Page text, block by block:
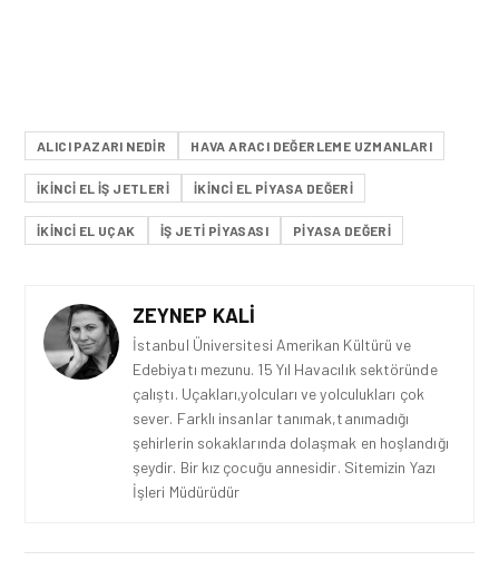
ALICI PAZARI NEDIR HAVA ARACI DEĞERLEME UZMANLARI
IKINCI EL IŞ JETLERI IKINCI EL PIYASA DEĞERI
IKINCI EL UÇAK IŞ JETI PIYASASI PIYASA DEĞERI
ZEYNEP KALI
İstanbul Üniversitesi Amerikan Kültürü ve
Edebiyatı mezunu. 15 Yıl Havacılık sektöründe
çalıştı. Uçakları,yolcuları ve yolculukları çok
sever. Farklı insanlar tanımak,tanımadığı
şehirlerin sokaklarında dolaşmak en hoşlandığı
şeydir. Bir kız çocuğu annesidir. Sitemizin Yazı
İşleri Müdürüdür